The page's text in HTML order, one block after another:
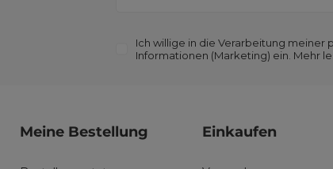
Ich willige in die Verarbeitung
Informationen (Marketing) ein. Mehr
Meine Bestellung Einkaufen